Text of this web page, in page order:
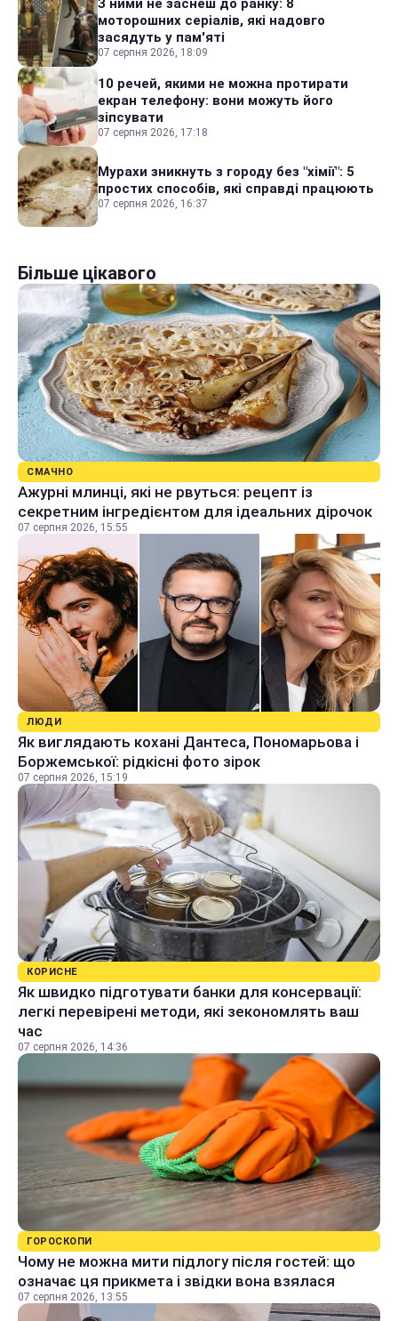
З ними не заснеш до ранку: 8
моторошних серіалів, які надовго
засядуть у пам'яті
07 серпня 2026, 18:09
10 речей, якими не можна протирати
екран телефону: вони можуть його
зіпсувати
07 серпня 2026, 17:18
Мурахи зникнуть з городу без "хімії": 5
простих способів, які справді працюють
07 серпня 2026, 16:37
Більше цікавого
СМАЧНО
Ажурні млинці, які не рвуться: рецепт із
секретним інгредієнтом для ідеальних дірочок
07 серпня 2026, 15:55
ЛЮДИ
Як виглядають кохані Дантеса, Пономарьова і
Боржемської: рідкісні фото зірок
07 серпня 2026, 15:19
КОРИСНЕ
Як швидко підготувати банки для консервації:
легкі перевірені методи, які зекономлять ваш
час
07 серпня 2026, 14:36
ГОРОСКОПИ
Чому не можна мити підлогу після гостей: що
означає ця прикмета і звідки вона взялася
07 серпня 2026, 13:55